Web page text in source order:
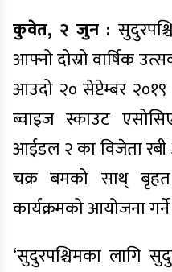
कुवेत, २ जुन :
आफ्नो दोस्रो वार्षिक
आउदो २० सेप्टेम्बर
ब्वाइज स्काउट
आईडल २ का विजेता
चक्र बमको साथ्
कार्यक्रमको आयोजना
‘सुदुरपश्चिमका लागि